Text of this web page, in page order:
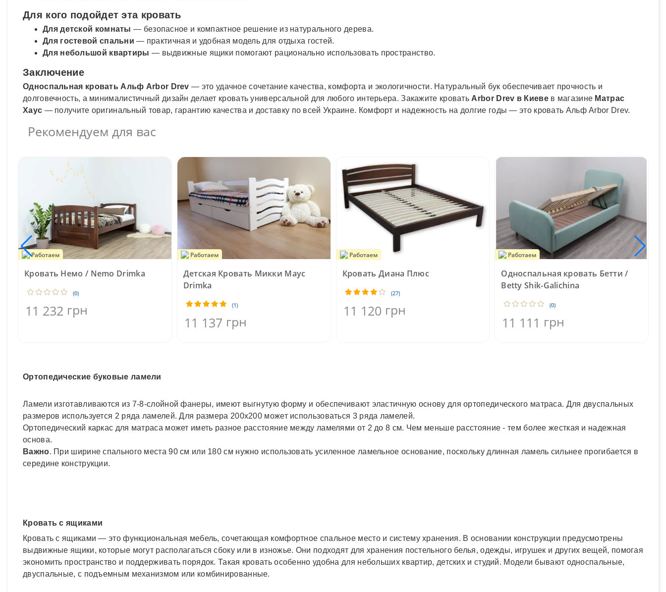
Для кого подойдет эта кровать
Для детской комнаты — безопасное и компактное решение из натурального дерева.
Для гостевой спальни — практичная и удобная модель для отдыха гостей.
Для небольшой квартиры — выдвижные ящики помогают рационально использовать пространство.
Заключение
Односпальная кровать Альф Arbor Drev — это удачное сочетание качества, комфорта и экологичности. Натуральный бук обеспечивает прочность и
долговечность, а минималистичный дизайн делает кровать универсальной для любого интерьера. Закажите кровать Arbor Drev в Киевев магазине Матрас
Хаус — получите оригинальный товар, гарантию качества и доставку по всей Украине. Комфорт и надежность на долгие годы — это кровать Альф Arbor Drev.
Рекомендуем для вас
Работаем
Кровать Немо / Nemo Drimka
(0)
11 232 грн
Работаем
Детская Кровать Микки Маус
Drimka
(1)
11 137 грн
Работаем
Кровать Диана Плюс
(27)
11 120 грн
Работаем
Односпальная кровать Бетти /
Betty Shik-Galichina
(0)
11 111 грн
Ортопедические буковые ламели
Ламели изготавливаются из 7-8-слойной фанеры, имеют выгнутую форму и обеспечивают эластичную основу для ортопедического матраса. Для двуспальных
размеров используется 2 ряда ламелей. Для размера 200х200 может использоваться 3 ряда ламелей.
Ортопедический каркас для матраса может иметь разное расстояние между ламелями от 2 до 8 см. Чем меньше расстояние - тем более жесткая и надежная
основа.
Важно. При ширине спального места 90 см или 180 см нужно использовать усиленное ламельное основание, поскольку длинная ламель сильнее прогибается в
середине конструкции.
Кровать с ящиками
Кровать с ящиками — это функциональная мебель, сочетающая комфортное спальное место и систему хранения. В основании конструкции предусмотрены
выдвижные ящики, которые могут располагаться сбоку или в изножье. Они подходят для хранения постельного белья, одежды, игрушек и других вещей, помогая
экономить пространство и поддерживать порядок. Такая кровать особенно удобна для небольших квартир, детских и студий. Модели бывают односпальные,
двуспальные, с подъемным механизмом или комбинированные.